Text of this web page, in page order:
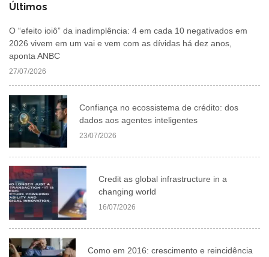
Últimos
O “efeito ioiô” da inadimplência: 4 em cada 10 negativados em
2026 vivem em um vai e vem com as dívidas há dez anos,
aponta ANBC
27/07/2026
Confiança no ecossistema de crédito: dos
dados aos agentes inteligentes
23/07/2026
Credit as global infrastructure in a
changing world
16/07/2026
Como em 2016: crescimento e reincidência